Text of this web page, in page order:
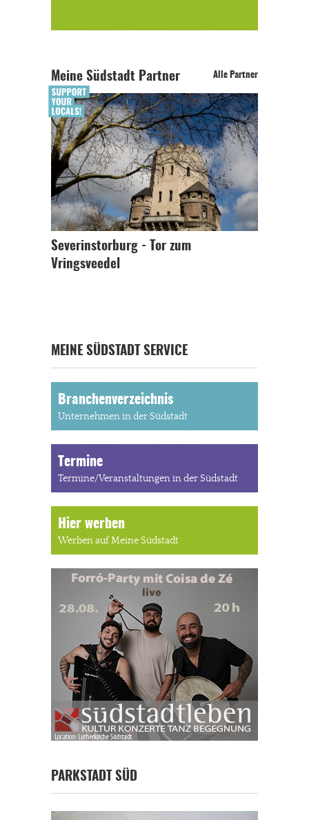
Meine Südstadt Partner Alle Partner
Severinstorburg - Tor zum
Vringsveedel
MEINE SÜDSTADT SERVICE
Branchenverzeichnis
Unternehmen in der Südstadt
Termine
Termine/Veranstaltungen in der Südstadt
Hier werben
Werben auf Meine Südstadt
PARKSTADT SÜD